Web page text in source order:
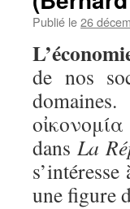
Publié le26
de nos
οἰκονομία
dansLa
s’intéresse
une figure